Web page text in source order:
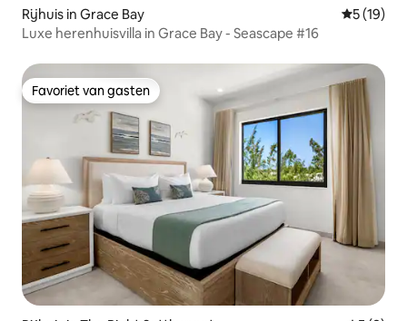
Rijhuis in Grace Bay
5 (19)
Luxe herenhuisvilla in Grace Bay - Seascape #16
Favoriet van gasten
Favoriet van gasten